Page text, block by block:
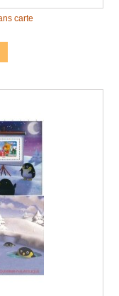
carte